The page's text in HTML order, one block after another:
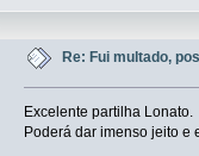
Re: Fui multado,
Excelente partilha Lonato.
Poderá dar imenso jeito e